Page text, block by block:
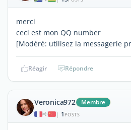
merci
ceci est mon QQ number
[Modéré: utilisez la messagerie
Réagir Répondre
Veronica972 Membre
| 1 POSTS